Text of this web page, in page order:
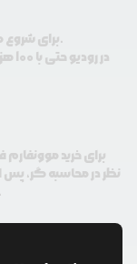
برای شروع معامله، کیف پول خود را به میزان دلخواه شارژ کنید.
در
برای خرید
نظر در محاسبه گر، پس
در کیف پول اختصاصی شما قابل مشاهده میباشد.